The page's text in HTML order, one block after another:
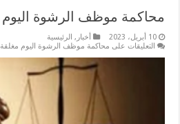
محاكمة موظف الرشوة اليوم
10 أبريل، 2023 أخبار , الرئيسية
التعليقات على محاكمة موظف الرشوة اليوم مغلقة